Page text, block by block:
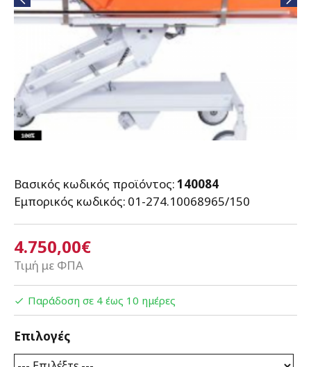
4.750,00€
Τιμή με ΦΠΑ
Βασικός κωδικός προϊόντος:140084
Εμπορικός κωδικός: 01-274.10068965/150
Παράδοση σε 4 έως 10 ημέρες
Επιλογές